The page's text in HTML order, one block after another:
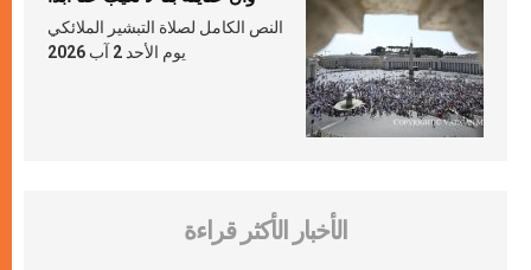
النص الكامل لصلاة التبشير الملائكي
يوم الأحد 2 آب 2026
الأخبار الأكثر قراءة